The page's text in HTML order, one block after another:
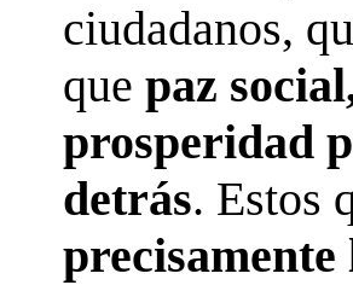
ciudadanos,
que paz
prosperidad
detrás. Estos
precisamente